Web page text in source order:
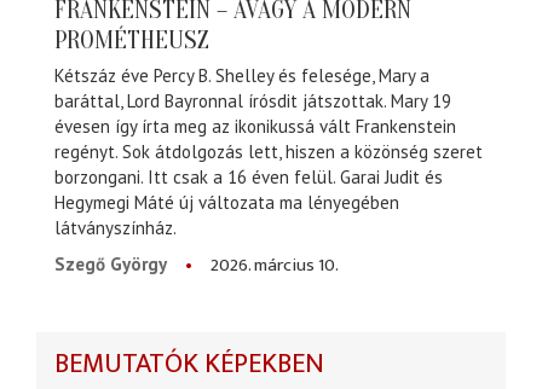
FRANKENSTEIN – AVAGY A MODERN
PROMÉTHEUSZ
Kétszáz éve Percy B. Shelley és felesége, Mary a
baráttal, Lord Bayronnal írósdit játszottak. Mary 19
évesen így írta meg az ikonikussá vált Frankenstein
regényt. Sok átdolgozás lett, hiszen a közönség szeret
borzongani. Itt csak a 16 éven felül. Garai Judit és
Hegymegi Máté új változata ma lényegében
látványszínház.
Szegő György
2026. március 10.
BEMUTATÓK KÉPEKBEN